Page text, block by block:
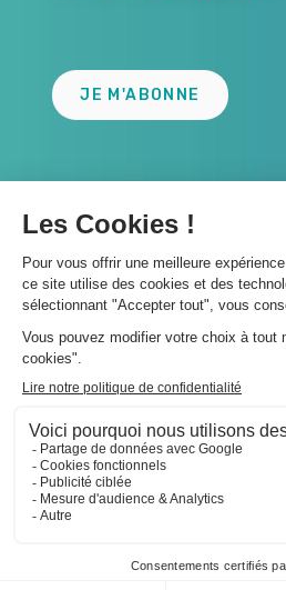
JE M'ABONNE
A propos 👇
Suivez-nous 👇
Infos légales 👇
Phishing : restez vigilants👇